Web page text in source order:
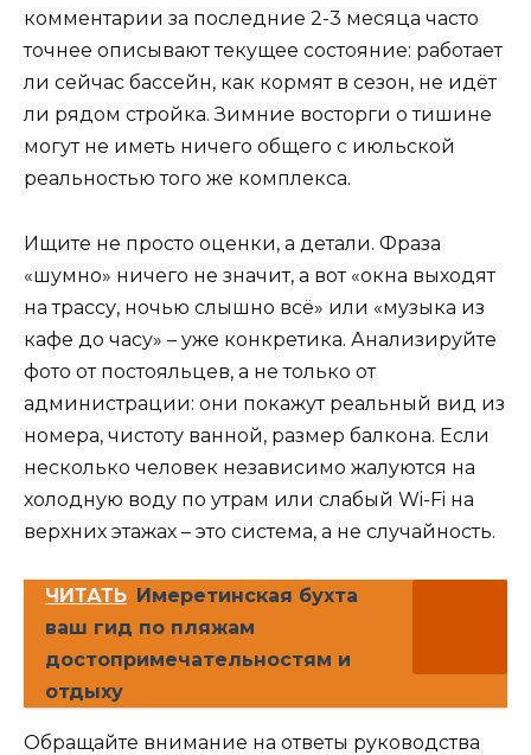
комментарии за последние 2-3 месяца часто
точнее описывают текущее состояние: работает
ли сейчас бассейн, как кормят в сезон, не идёт
ли рядом стройка. Зимние восторги о тишине
могут не иметь ничего общего с июльской
реальностью того же комплекса.
Ищите не просто оценки, а детали. Фраза
«шумно» ничего не значит, а вот «окна выходят
на трассу, ночью слышно всё» или «музыка из
кафе до часу» – уже конкретика. Анализируйте
фото от постояльцев, а не только от
администрации: они покажут реальный вид из
номера, чистоту ванной, размер балкона. Если
несколько человек независимо жалуются на
холодную воду по утрам или слабый Wi-Fi на
верхних этажах – это система, а не случайность.
ЧИТАТЬ Имеретинская бухта
ваш гид по пляжам
достопримечательностям и
отдыху
Обращайте внимание на ответы руководства